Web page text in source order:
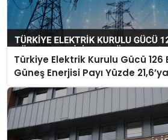
Türkiye Elektrik Kurulu Gücü 126
Güneş Enerjisi Payı Yüzde